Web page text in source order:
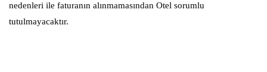
nedenleri ile faturanın alınmamasından Otel sorumlu
tutulmayacaktır.